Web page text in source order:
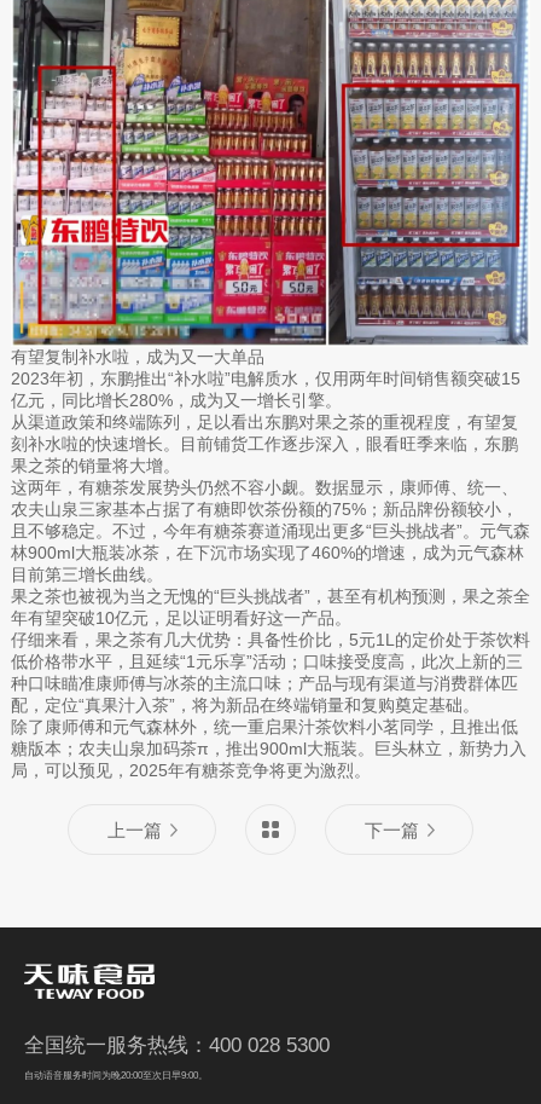
有望复制补水啦，成为又一大单品
2023年初，东鹏推出“补水啦”电解质水，仅用两年时间销售额突破15
亿元，同比增长280%，成为又一增长引擎。
从渠道政策和终端陈列，足以看出东鹏对果之茶的重视程度，有望复
刻补水啦的快速增长。目前铺货工作逐步深入，眼看旺季来临，东鹏
果之茶的销量将大增。
这两年，有糖茶发展势头仍然不容小觑。数据显示，康师傅、统一、
农夫山泉三家基本占据了有糖即饮茶份额的75%；新品牌份额较小，
且不够稳定。不过，今年有糖茶赛道涌现出更多“巨头挑战者”。元气森
林900ml大瓶装冰茶，在下沉市场实现了460%的增速，成为元气森林
目前第三增长曲线。
果之茶也被视为当之无愧的“巨头挑战者”，甚至有机构预测，果之茶全
年有望突破10亿元，足以证明看好这一产品。
仔细来看，果之茶有几大优势：具备性价比，5元1L的定价处于茶饮料
低价格带水平，且延续“1元乐享”活动；口味接受度高，此次上新的三
种口味瞄准康师傅与冰茶的主流口味；产品与现有渠道与消费群体匹
配，定位“真果汁入茶”，将为新品在终端销量和复购奠定基础。
除了康师傅和元气森林外，统一重启果汁茶饮料小茗同学，且推出低
糖版本；农夫山泉加码茶π，推出900ml大瓶装。巨头林立，新势力入
局，可以预见，2025年有糖茶竞争将更为激烈。
上一篇 下一篇
全国统一服务热线：400 028 5300
自动语音服务时间为晚20:00至次日早9:00。